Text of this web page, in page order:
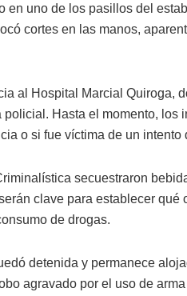
en uno de los pasillos del
cortes en las manos,
al Hospital Marcial Quiroga,
Hasta el momento, los
o si fue víctima de un intento
secuestraron
clave para establecer qué
de drogas.
detenida y permanece
agravado por el uso de